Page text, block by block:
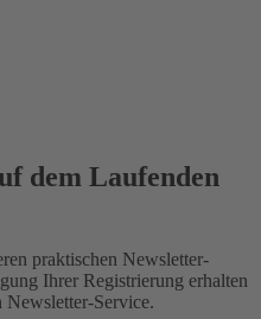
dem Laufenden
praktischen Newsletter-
Ihrer Registrierung erhalten
Newsletter-Service.